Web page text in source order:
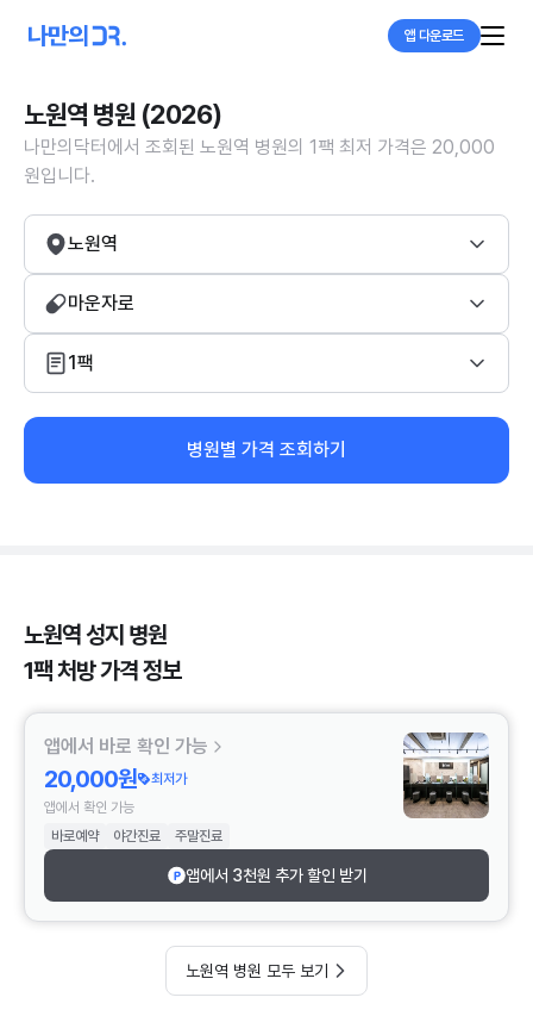
앱 다운로드
노원역 병원 (2026)
나만의닥터에서 조회된 노원역 병원의 1팩 최저 가격은 20,000
원입니다.
노원역
마운자로
1팩
병원별 가격 조회하기
노원역 성지 병원
1팩 처방 가격 정보
앱에서 바로 확인 가능
20,000원
최저가
앱에서 확인 가능
바로예약
야간진료 주말진료
앱에서 3천원 추가 할인 받기
노원역 병원 모두 보기